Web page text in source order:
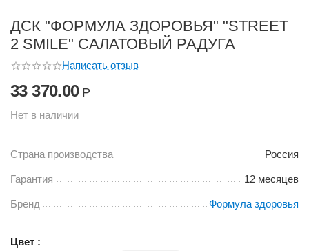
ДСК "ФОРМУЛА ЗДОРОВЬЯ" "STREET
2 SMILE" САЛАТОВЫЙ РАДУГА
Написать отзыв
33 370.00 Р
Нет в наличии
Страна производства Россия
Гарантия 12 месяцев
Бренд Формула здоровья
Цвет :